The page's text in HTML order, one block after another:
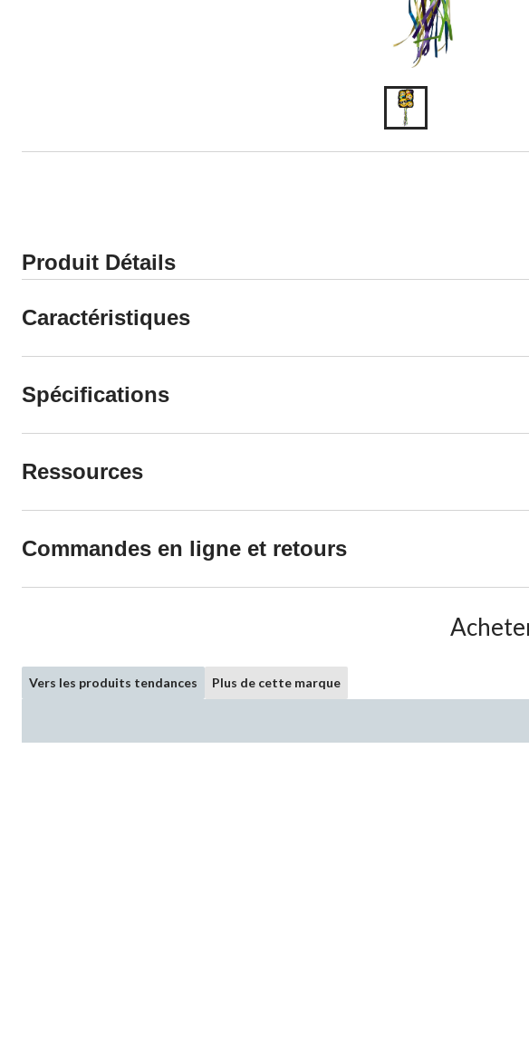
Produit Détails
Caractéristiques
Spécifications
Ressources
Commandes en ligne et retours
Vers les produits tendances Plus de cette marque